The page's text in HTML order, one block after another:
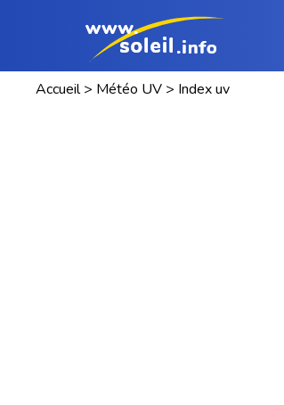
Accueil > Météo UV > Index uv